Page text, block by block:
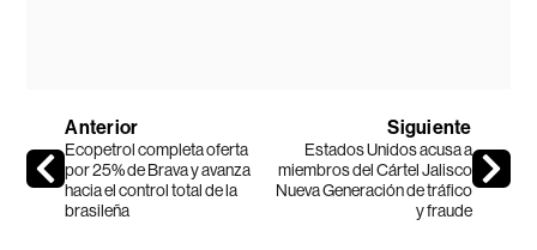
Anterior
Ecopetrol completa oferta
por 25% de Brava y avanza
hacia el control total de la
brasileña
Siguiente
Estados Unidos acusa a
miembros del Cártel Jalisco
Nueva Generación de tráfico
y fraude